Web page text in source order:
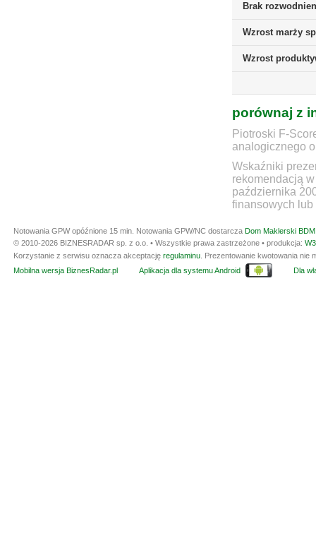
Brak
Wzrost marży
Wzrost
porównaj z
Piotroski F-
analogicznego
Wskaźniki
rekomendacją
października
finansowych lub
Notowania GPW opóźnione 15 min. Notowania GPW/NC dostarcza Dom Maklerski
© 2010-2026 BIZNESRADAR sp. z o.o. • Wszystkie prawa zastrzeżone • produkcja:
Korzystanie z serwisu oznacza akceptację regulaminu . Prezentowanie kwotowania
Mobilna wersja BiznesRadar.pl
Aplikacja dla systemu Android Dla